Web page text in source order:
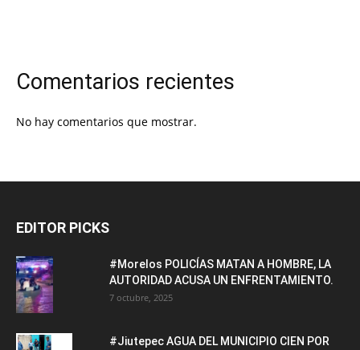
Comentarios recientes
No hay comentarios que mostrar.
EDITOR PICKS
#Morelos POLICÍAS MATAN A HOMBRE, LA
AUTORIDAD ACUSA UN ENFRENTAMIENTO.
7 octubre, 2025
#Jiutepec AGUA DEL MUNICIPIO CIEN POR